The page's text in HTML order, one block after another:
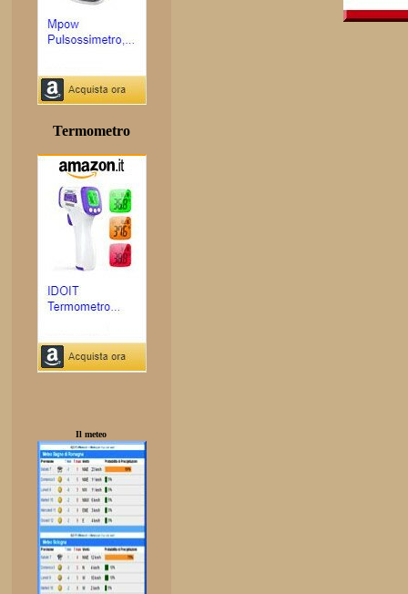
Termometro
Il meteo